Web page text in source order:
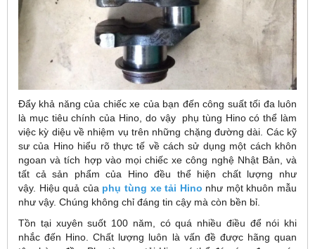
Đẩy khả năng của chiếc xe của bạn đến công suất tối đa luôn
là mục tiêu chính của Hino, do vậy phụ tùng Hino có thể làm
việc kỳ diệu về nhiệm vụ trên những chặng đường dài. Các kỹ
sư của Hino hiểu rõ thực tế về cách sử dụng một cách khôn
ngoan và tích hợp vào mọi chiếc xe công nghệ Nhật Bản, và
tất cả sản phẩm của Hino đều thể hiện chất lượng như
vậy. Hiệu quả của phụ tùng xe tải Hino như một khuôn mẫu
như vậy. Chúng không chỉ đáng tin cậy mà còn bền bỉ.
Tồn tại xuyên suốt 100 năm, có quá nhiều điều để nói khi
nhắc đến Hino. Chất lượng luôn là vấn đề được hãng quan